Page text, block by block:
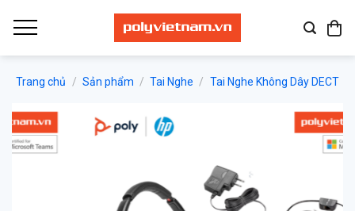
qua
Trang chủ / Sản phẩm / Tai Nghe / Tai Nghe Không Dây DECT